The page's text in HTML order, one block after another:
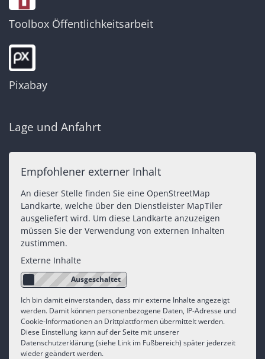
Toolbox Öffentlichkeitsarbeit
Pixabay
Lage und Anfahrt
Empfohlener externer Inhalt
An dieser Stelle finden Sie eine OpenStreetMap
Landkarte, welche über den Dienstleister MapTiler
ausgeliefert wird. Um diese Landkarte anzuzeigen
müssen Sie der Verwendung von externen Inhalten
zustimmen.
Externe Inhalte
Ich bin damit einverstanden, dass mir externe Inhalte angezeigt
werden. Damit können personenbezogene Daten, IP-Adresse und
Cookie-Informationen an Drittplattformen übermittelt werden.
Diese Einstellung kann auf der Seite mit unserer
Datenschutzerklärung (siehe Link im Fußbereich) später jederzeit
wieder geändert werden.